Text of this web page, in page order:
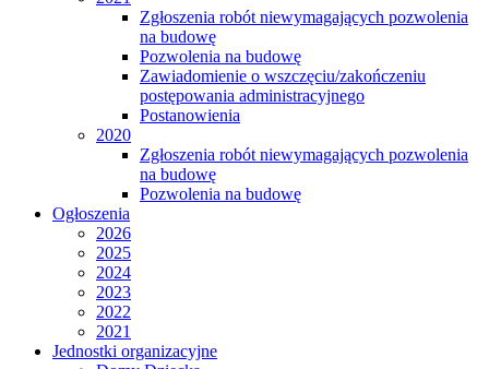
Zgłoszenia robót niewymagających pozwolenia
na budowę
Pozwolenia na budowę
Zawiadomienie o wszczęciu/zakończeniu
postępowania administracyjnego
Postanowienia
2020
Zgłoszenia robót niewymagających pozwolenia
na budowę
Pozwolenia na budowę
Ogłoszenia
2026
2025
2024
2023
2022
2021
Jednostki organizacyjne